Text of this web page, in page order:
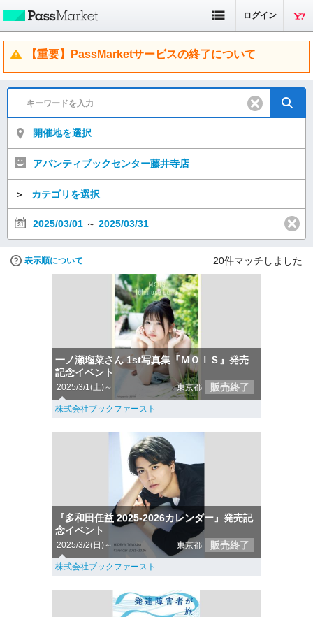
ログイン
【重要】PassMarketサービスの終了について
開催地を選択
アバンティブックセンター藤井寺店
＞ カテゴリを選択
2025/03/01 ～ 2025/03/31
表示順について 20件マッチしました
一ノ瀬瑠菜さん 1st写真集『ＭＯＩＳ』発売
記念イベント
2025/3/1(土)～ 東京都 販売終了
株式会社ブックファースト
『多和田任益 2025-2026カレンダー』発売記
念イベント
2025/3/2(日)～ 東京都 販売終了
株式会社ブックファースト